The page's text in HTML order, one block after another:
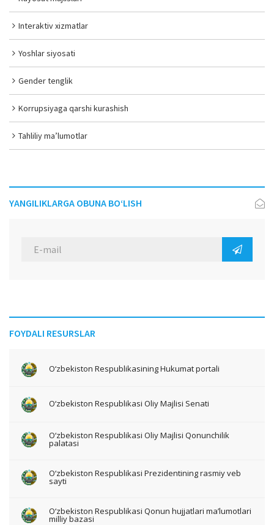
Interaktiv xizmatlar
Yoshlar siyosati
Gender tenglik
Korrupsiyaga qarshi kurashish
Tahliliy ma’lumotlar
YANGILIKLARGA OBUNA BO‘LISH
FOYDALI RESURSLAR
O‘zbekiston Respublikasining Hukumat portali
O‘zbekiston Respublikasi Oliy Majlisi Senati
O‘zbekiston Respublikasi Oliy Majlisi Qonunchilik
palatasi
O‘zbekiston Respublikasi Prezidentining rasmiy veb
sayti
O‘zbekiston Respublikasi Qonun hujjatlari ma’lumotlari
milliy bazasi